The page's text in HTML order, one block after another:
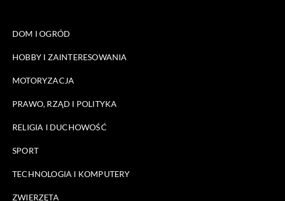
DOM I OGRÓD
HOBBY I ZAINTERESOWANIA
MOTORYZACJA
PRAWO, RZĄD I POLITYKA
RELIGIA I DUCHOWOŚĆ
SPORT
TECHNOLOGIA I KOMPUTERY
ZWIERZĘTA